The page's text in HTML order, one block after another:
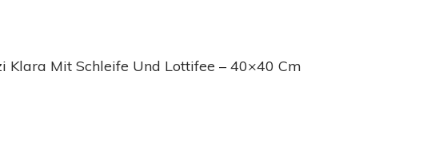
Klara Mit Schleife Und Lottifee – 40×40 Cm